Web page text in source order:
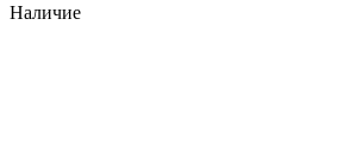
Наличие